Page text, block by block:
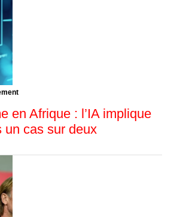
en Afrique : l’IA implique
un cas sur deux